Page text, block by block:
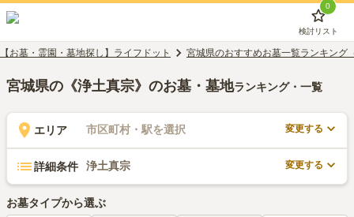
0
検討リスト
【お墓・霊園・墓地探し】ライフドット 宮城県のおすすめお墓一覧ランキング
宮城県の《浄土真宗》のお墓・墓地ランキング・一覧
エリア 市区町村・駅を選択 変更する
詳細条件 浄土真宗 変更する
お墓タイプから選ぶ